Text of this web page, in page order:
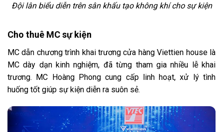
Đội lân biểu diễn trên sân khấu tạo không khí cho sự kiện
Cho thuê MC sự kiện
MC dẫn chương trình khai trương cửa hàng Viettien house là
MC dày dạn kinh nghiệm, đã từng tham gia nhiều lễ khai
trương. MC Hoàng Phong cung cấp linh hoạt, xử lý tình
huống tốt giúp sự kiện diễn ra suôn sẻ.